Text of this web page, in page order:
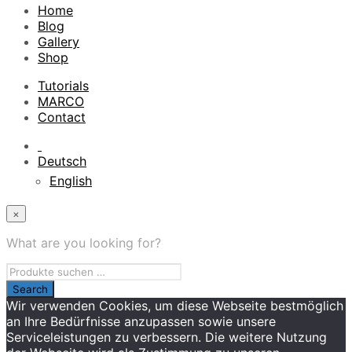
Home
Blog
Gallery
Shop
Tutorials
MARCO
Contact
Deutsch
English
×
What are you looking for?
Wir verwenden Cookies, um diese Webseite bestmöglich
an Ihre Bedürfnisse anzupassen sowie unsere
Serviceleistungen zu verbessern. Die weitere Nutzung